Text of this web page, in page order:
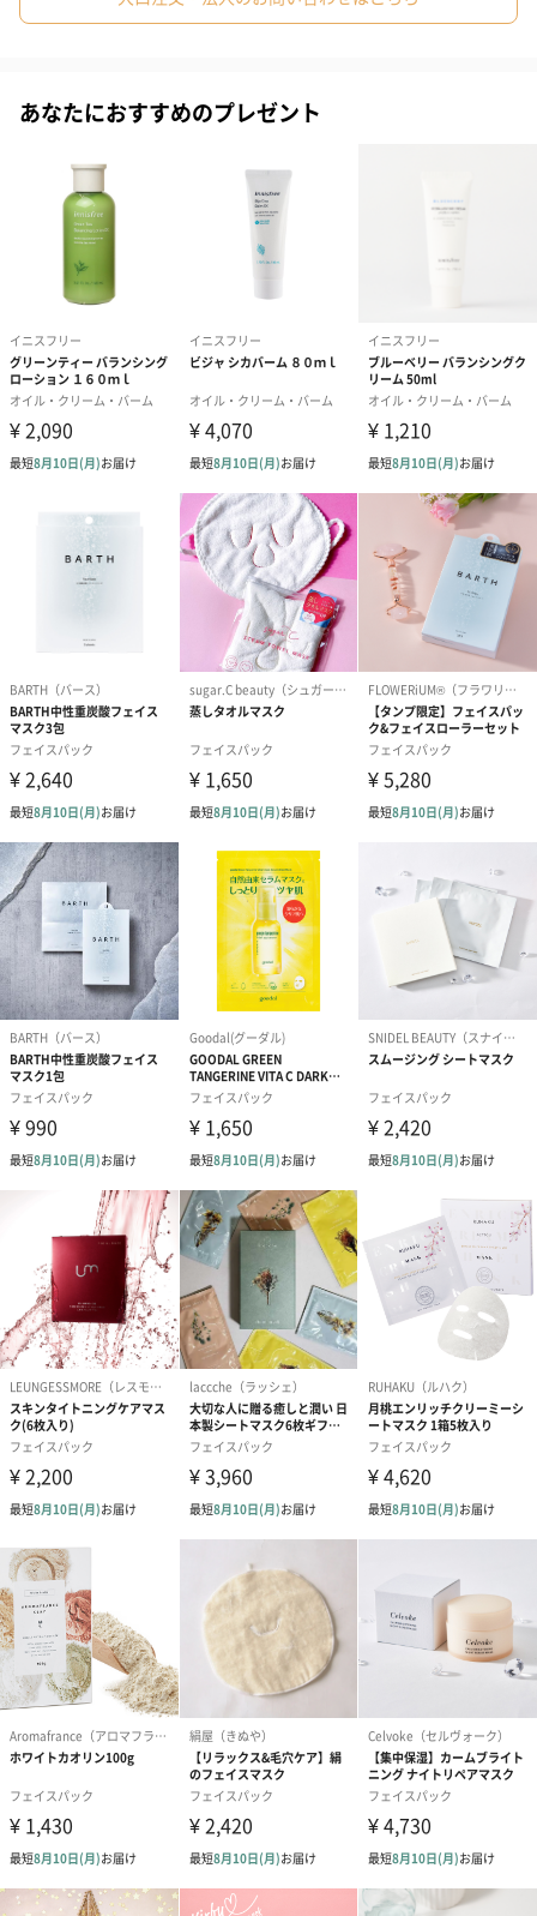
分や肌のコンディションで使い分けたり、旅行にも最適です。
ラインナップ紹介
カヤ＆アロエ
カヤオイルとアロエが肌に潤いを与えて、乾燥によるトラブルを
防ぐスリーピングパック。
カヤ＆ティーツリー
カヤ＆ティーツリーオイルが肌コンディション整えて、乾燥によ
るトラブルを防ぐウォッシュオフパック。
コメ
コメエキス配合で潤いとツヤ溢れる肌に導くスリーピングパッ
「innisfree（イニスフリー）」
イニスフリーは、ユネスコ世界自然遺産にも登録されている、手
つかずの自然があふれる清らかな島・チェジュ島の恵みを使用し
た化粧品ブランドとして2000年1月に誕生。
すこやかな美しさを追求し、手軽で親しみやすいブランドとして
ミレニアル世代を中心に支持を集めています。
その日に合わせてお肌のケアを
天然素材を活かしたレシピで作られた選べるフェイスパック。
毎日を頑張るご自分へのご褒美に、大切な方へのプレゼントにい
かがでしょうか？
商品詳細情報
商品本体サイ
ズ
幅55mm×奥行58mm×高さ20mm
商品重量 / 内
容量
16g / 10ml
製造国
成分
【カヤ&アロエ】
水、グリセリン、ペンチレングリコール 、メチルプロ
パンジオール、アロエベラ液汁、PEG-40水添ヒマシ
油、1,2-ヘキサンジオール、(アクリレーツ/アクリル酸
アルキル(C10-30))クロスポリマー、フェノキシエタノ
ール、トロメタミン、DPG、BG、タカサブロウ葉エキ
ス、(C12-14)パレス-12、アルゲエキス、エチルヘキシ
ルグリセリン、EDTA-3Na、フルクトオリゴ糖、βグル
カン、アラントイン、レシチン、香料、カヤ種子油、
加水分解ヒアルロン酸、ウルムスダビディアナ根エキ
ス、センニンコク種子エキス、ゴボウ根エキス、アマ
種子エキス、オクラ果実エキス、ソルビン酸K、アロ
エベラ葉エキス、安息香酸Na、黄4、青1
【カヤ&ティーツリー】
水、DPG、カオリン、ベントナイト、ベタイン、エタ
ノール、酸化チタン、グリセリン、1,2-ヘキサンジオ
ール、酸化クロム、キサンタンガム、フェノキシエタ
リモネン、エチルヘキシルグリセリン、フルクトオリ
ゴ糖、黄酸化鉄、黒酸化鉄、ティーツリー葉油、βグル
カン、レシチン、水添レシチン、レモン果皮油、ヒア
あなたにおすすめのプレゼント